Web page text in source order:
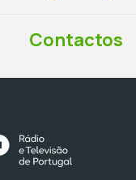
Contactos